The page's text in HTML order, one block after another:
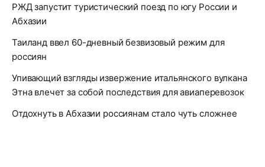
РЖД запустит туристический поезд по югу России и
Абхазии
Таиланд ввел 60-дневный безвизовый режим для
россиян
Упивающий взгляды извержение итальянского вулкана
Этна влечет за собой последствия для авиаперевозок
Отдохнуть в Абхазии россиянам стало чуть сложнее